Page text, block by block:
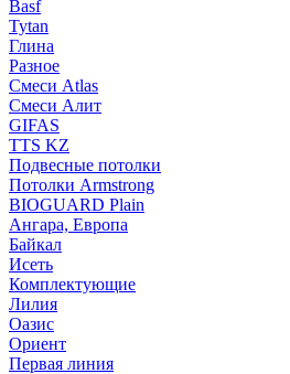
Basf
Tytan
Глина
Разное
Смеси Atlas
Смеси Алит
GIFAS
TTS KZ
Подвесные потолки
Потолки Armstrong
BIOGUARD Plain
Ангара, Европа
Байкал
Исеть
Комплектующие
Лилия
Оазис
Ориент
Первая линия